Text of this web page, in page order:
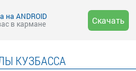
на ANDROID
в кармане
Скачать
КУЗБАССА